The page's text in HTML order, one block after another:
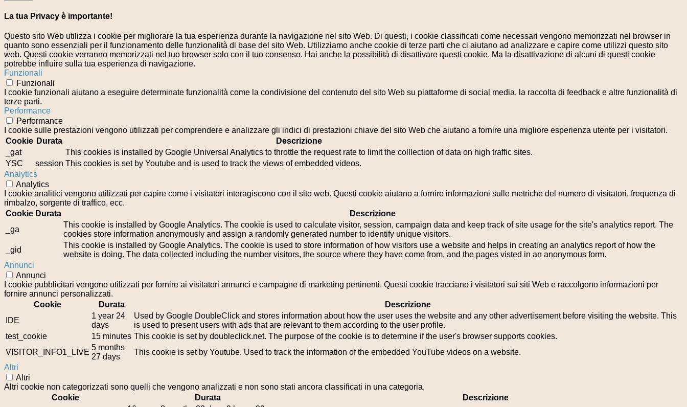
La tua Privacy è importante!
Questo sito Web utilizza i cookie per migliorare la tua esperienza durante la navigazione nel sito Web. Di questi, i cookie classificati come necessari vengono memorizzati nel browser in
quanto sono essenziali per il funzionamento delle funzionalità di base del sito Web. Utilizziamo anche cookie di terze parti che ci aiutano ad analizzare e capire come utilizzi questo sito
web. Questi cookie verranno memorizzati nel tuo browser solo con il tuo consenso. Hai anche la possibilità di disattivare questi cookie. Ma la disattivazione di alcuni di questi cookie
potrebbe influire sulla tua esperienza di navigazione.
Funzionali
Funzionali
I cookie funzionali aiutano a eseguire determinate funzionalità come la condivisione del contenuto del sito Web su piattaforme di social media, la raccolta di feedback e altre funzionalità di
terze parti.
Performance
Performance
I cookie sulle prestazioni vengono utilizzati per comprendere e analizzare gli indici di prestazioni chiave del sito Web che aiutano a fornire una migliore esperienza utente per i visitatori.
Cookie Durata
Descrizione
_gat
This cookies is installed by Google Universal Analytics to throttle the request rate to limit the colllection of data on high traffic sites.
YSC
session This cookies is set by Youtube and is used to track the views of embedded videos.
Analytics
Analytics
I cookie analitici vengono utilizzati per capire come i visitatori interagiscono con il sito web. Questi cookie aiutano a fornire informazioni sulle metriche del numero di visitatori, frequenza di
rimbalzo, sorgente di traffico, ecc.
Cookie Durata
Descrizione
_ga
This cookie is installed by Google Analytics. The cookie is used to calculate visitor, session, campaign data and keep track of site usage for the site's analytics report. The
cookies store information anonymously and assign a randomly generated number to identify unique visitors.
_gid
This cookie is installed by Google Analytics. The cookie is used to store information of how visitors use a website and helps in creating an analytics report of how the
website is doing. The data collected including the number visitors, the source where they have come from, and the pages visted in an anonymous form.
Annunci
Annunci
I cookie pubblicitari vengono utilizzati per fornire ai visitatori annunci e campagne di marketing pertinenti. Questi cookie tracciano i visitatori sui siti Web e raccolgono informazioni per
fornire annunci personalizzati.
Cookie
Durata
Descrizione
IDE
1 year 24
days
Used by Google DoubleClick and stores information about how the user uses the website and any other advertisement before visiting the website. This
is used to present users with ads that are relevant to them according to the user profile.
test_cookie
15 minutes This cookie is set by doubleclick.net. The purpose of the cookie is to determine if the user's browser supports cookies.
VISITOR_INFO1_LIVE
5 months
27 days
This cookie is set by Youtube. Used to track the information of the embedded YouTube videos on a website.
Altri
Altri
Altri cookie non categorizzati sono quelli che vengono analizzati e non sono stati ancora classificati in una categoria.
Cookie
Durata
Descrizione